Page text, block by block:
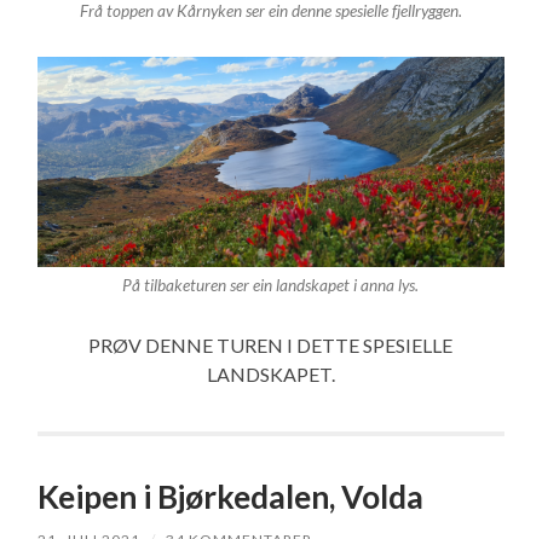
Frå toppen av Kårnyken ser ein denne spesielle fjellryggen.
På tilbaketuren ser ein landskapet i anna lys.
PRØV DENNE TUREN I DETTE SPESIELLE
LANDSKAPET.
Keipen i Bjørkedalen, Volda